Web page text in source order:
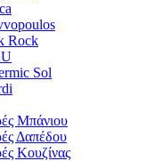
Rock
Sol
Μπάνιου
Δαπέδου
Κουζίνας